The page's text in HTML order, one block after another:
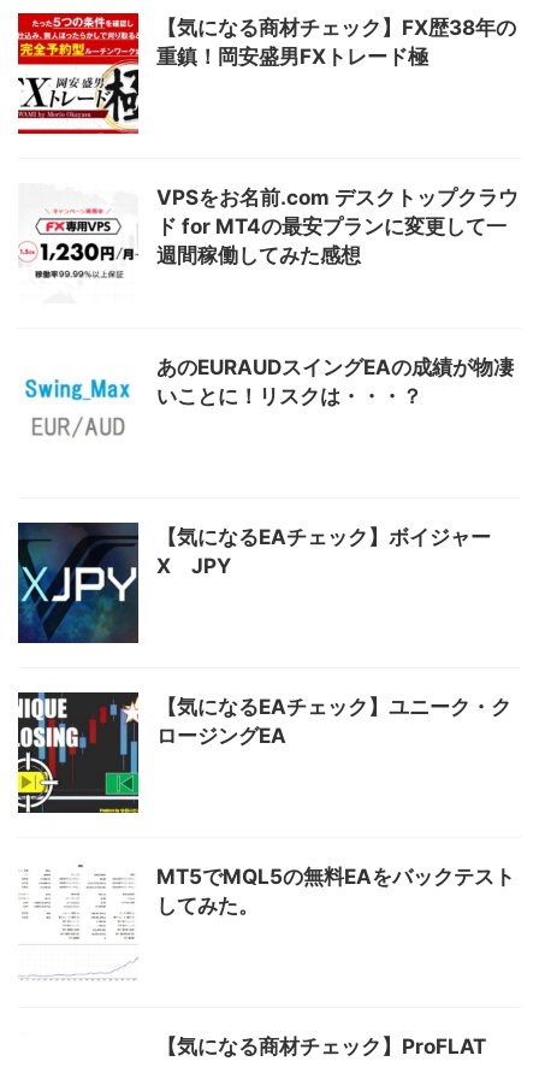
【気になる商材チェック】FX歴38年の
重鎮！岡安盛男FXトレード極
VPSをお名前.com デスクトップクラウ
ド for MT4の最安プランに変更して一
週間稼働してみた感想
あのEURAUDスイングEAの成績が物凄
いことに！リスクは・・・？
【気になるEAチェック】ボイジャー
X JPY
【気になるEAチェック】ユニーク・ク
ロージングEA
MT5でMQL5の無料EAをバックテスト
してみた。
【気になる商材チェック】ProFLAT